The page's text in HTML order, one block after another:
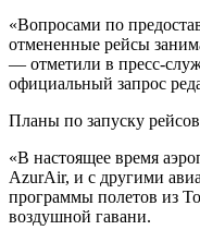
«Вопросами по
отмененные рейсы
— отметили в пресс-
официальный запрос
Планы по запуску
«В настоящее время
AzurAir, и с другими
программы полетов из
воздушной гавани.